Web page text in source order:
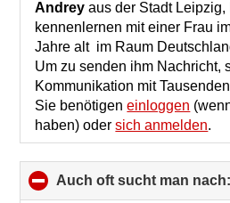
Andrey aus der Stadt Leipzig,
kennenlernen mit einer Frau
Jahre alt im Raum
Um zu senden ihm Nachricht,
Kommunikation mit
Sie benötigeneinloggen
haben) odersich anmelden.
Auch oft sucht man nach: